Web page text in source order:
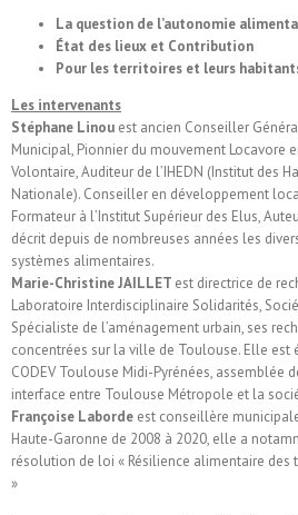
La question de l’autonomie
État des lieux et Contribution
Pour les territoires et leurs
Les intervenants
Stéphane Linou est ancien Conseiller
Municipal, Pionnier du mouvement Locavore
Volontaire, Auditeur de l’IHEDN (Institut des
Nationale). Conseiller en développement
Formateur à l’Institut Supérieur des Elus,
décrit depuis de nombreuses années les
systèmes alimentaires.
Marie-Christine JAILLET est directrice de
Laboratoire Interdisciplinaire Solidarités,
Spécialiste de l’aménagement urbain, ses
concentrées sur la ville de Toulouse. Elle est
CODEV Toulouse Midi-Pyrénées, assemblée
interface entre Toulouse Métropole et la
Françoise Laborde est conseillère
Haute-Garonne de 2008 à 2020, elle a
résolution de loi « Résilience alimentaire
»